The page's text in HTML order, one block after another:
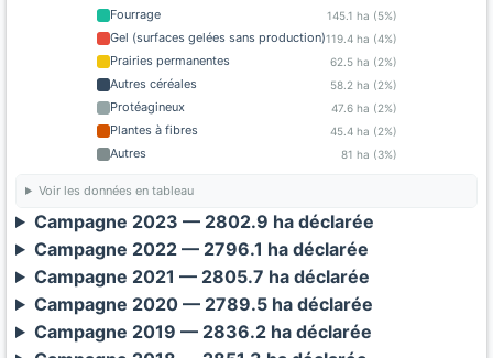
Fourrage 145.1 ha (5%)
Gel (surfaces gelées sans production)119.4 ha (4%)
Prairies permanentes 62.5 ha (2%)
Autres céréales 58.2 ha (2%)
Protéagineux 47.6 ha (2%)
Plantes à fibres 45.4 ha (2%)
Autres 81 ha (3%)
Voir les données en tableau
Campagne 2023 — 2802.9 ha déclarée
Campagne 2022 — 2796.1 ha déclarée
Campagne 2021 — 2805.7 ha déclarée
Campagne 2020 — 2789.5 ha déclarée
Campagne 2019 — 2836.2 ha déclarée